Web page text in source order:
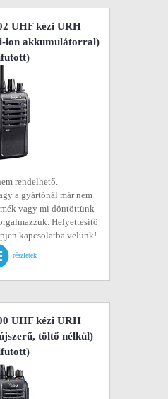
UHF kézi URH
ion akkumulátorral)
rendelhető.
a gyártónál már nem
vagy mi döntöttünk
Helyettesítő
kapcsolatba velünk!
részletek
UHF kézi URH
töltő nélkül)